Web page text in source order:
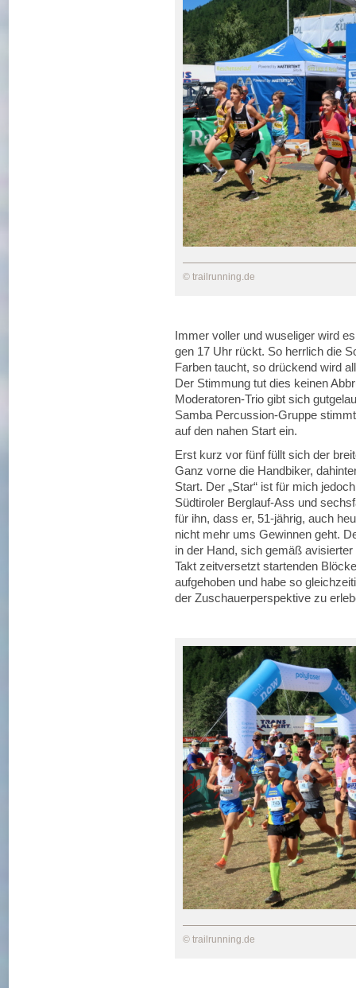
© trailrunning.de
Immer voller und wuseliger wird
gen 17 Uhr rückt. So herrlich die
Farben taucht, so drückend wird
Der Stimmung tut dies keinen
Moderatoren-Trio gibt sich
Samba Percussion-Gruppe
auf den nahen Start ein.
Erst kurz vor fünf füllt sich der
Ganz vorne die Handbiker,
Start. Der „Star“ ist für mich
Südtiroler Berglauf-Ass und
für ihn, dass er, 51-jährig, auch
nicht mehr ums Gewinnen geht.
in der Hand, sich gemäß
Takt zeitversetzt startenden
aufgehoben und habe so
der Zuschauerperspektive zu
© trailrunning.de